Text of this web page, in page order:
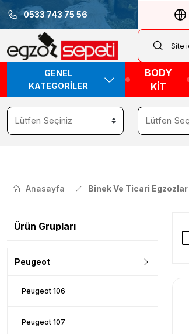
0533 743 75 56
GENEL
KATEGORİLER
BODY
KİT
Anasayfa Binek Ve Ticari Egzozlar
Ürün Grupları
Peugeot
Peugeot 106
Peugeot 107